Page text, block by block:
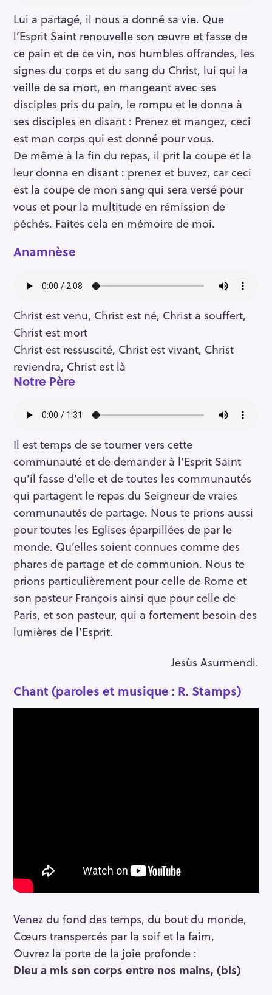
Lui a partagé, il nous a donné sa vie. Que
l’Esprit Saint renouvelle son œuvre et fasse de
ce pain et de ce vin, nos humbles offrandes, les
signes du corps et du sang du Christ, lui qui la
veille de sa mort, en mangeant avec ses
disciples pris du pain, le rompu et le donna à
ses disciples en disant : Prenez et mangez, ceci
est mon corps qui est donné pour vous.
De même à la fin du repas, il prit la coupe et la
leur donna en disant : prenez et buvez, car ceci
est la coupe de mon sang qui sera versé pour
vous et pour la multitude en rémission de
péchés. Faites cela en mémoire de moi.
Anamnèse
Christ est venu, Christ est né, Christ a souffert,
Christ est mort
Christ est ressuscité, Christ est vivant, Christ
reviendra, Christ est là
Notre Père
Il est temps de se tourner vers cette
communauté et de demander à l’Esprit Saint
qu’il fasse d’elle et de toutes les communautés
qui partagent le repas du Seigneur de vraies
communautés de partage. Nous te prions aussi
pour toutes les Eglises éparpillées de par le
monde. Qu’elles soient connues comme des
phares de partage et de communion. Nous te
prions particulièrement pour celle de Rome et
son pasteur François ainsi que pour celle de
Paris, et son pasteur, qui a fortement besoin des
lumières de l’Esprit.
Jesùs Asurmendi.
Chant (paroles et musique : R. Stamps)
Venez du fond des temps, du bout du monde,
Cœurs transpercés par la soif et la faim,
Ouvrez la porte de la joie profonde :
Dieu a mis son corps entre nos mains, (bis)